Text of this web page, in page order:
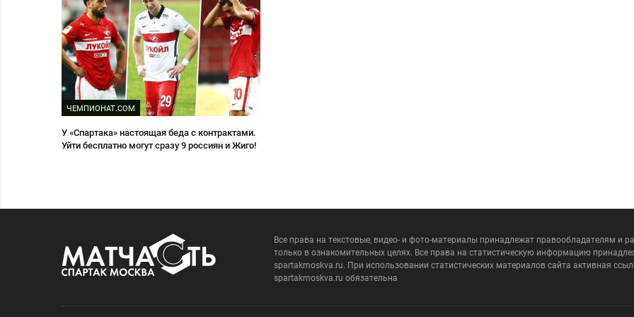
ЧЕМПИОНАТ.COM
У «Спартака» настоящая беда с контрактами.
Уйти бесплатно могут сразу 9 россиян и Жиго!
Все права на текстовые, видео- и фото-материалы принадлежат правообладателям и
только в ознакомительных целях. Все права на статистическую информацию
spartakmoskva.ru. При использовании статистических материалов сайта активная
spartakmoskva.ru обязательна